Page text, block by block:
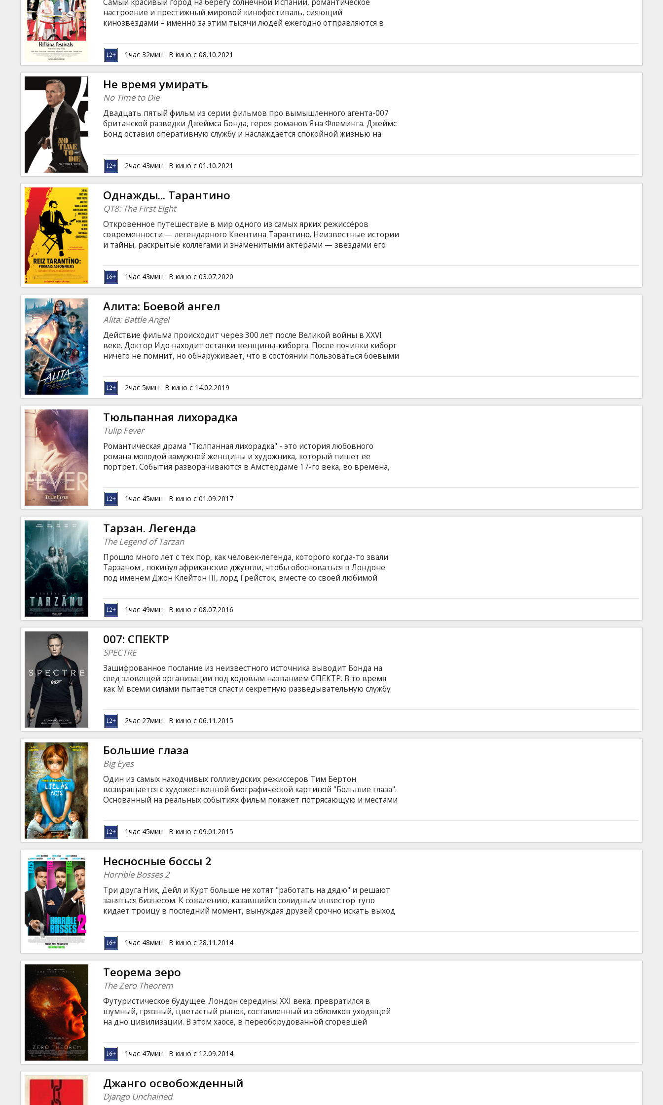
настроение и престижный мировой кинофестиваль, сияющий
кинозвездами – именно за этим тысячи людей ежегодно отправляются в
реальной. Их затягивает в водоворот соблазнов и приключений, где жанры
стремительно сменяют друг друга словно эмоции влюбленных. Фильм на
английском языке с субтитрами на латышском и русском языках.
1час 32мин В кино с 08.10.2021
Не время умирать
No Time to Die
Двадцать пятый фильм из серии фильмов про вымышленного агента-007
британской разведки Джеймса Бонда, героя романов Яна Флеминга. Джеймс
Бонд оставил оперативную службу и наслаждается спокойной жизнью на
Лейтер из ЦРУ с просьбой о помощи. Миссия по спасению похищенного
ученого оказывается опаснее, чем предполагалось изначально. Бонд
попадает в ловушку к таинственному злодею, вооруженному опасным
технологическим оружием. Фильм на английском языке с субтитрами на
латышском и русском языках.
2час 43мин В кино с 01.10.2021
Однажды... Тарантино
QT8: The First Eight
Откровенное путешествие в мир одного из самых ярких режиссёров
современности — легендарного Квентина Тарантино. Неизвестные истории
и тайны, раскрытые коллегами и знаменитыми актёрами — звёздами его
языках.
1час 43мин В кино с 03.07.2020
Алита: Боевой ангел
Alita: Battle Angel
Действие фильма происходит через 300 лет после Великой войны в XXVI
веке. Доктор Идо находит останки женщины-киборга. После починки киборг
ничего не помнит, но обнаруживает, что в состоянии пользоваться боевыми
на английском языке с субтитрами на латышском и русском языках.
2час 5мин В кино с 14.02.2019
Тюльпанная лихорадка
Tulip Fever
Романтическая драма "Тюлпанная лихорадка" - это история любовного
романа молодой замужней женщины и художника, который пишет ее
портрет. События разворачиваются в Амстердаме 17-го века, во времена,
обеспечить задел на будущее, тайные любовники решают вложиться в
рисковый бизнес по продаже тюльпанов... Фильм на английском языке с
субтитрами на латышском и русском языках.
1час 45мин В кино с 01.09.2017
Тарзан. Легенда
The Legend of Tarzan
Прошло много лет с тех пор, как человек-легенда, которого когда-то звали
Тарзаном , покинул африканские джунгли, чтобы обосноваться в Лондоне
под именем Джон Клейтон III, лорд Грейсток, вместе со своей любимой
джунгли, ведь парламент возлагает на него почетную обязанность
возглавить торговую миссию в Конго. Клейтон и не подозревает, что за
приглашением вновь отправиться в Африку скрывается хитрый план
коварного бельгийского бизнесм. Фильм на английском языке с субтитрами
на латышском и русском языках. Сеансы в формате 2D и 3D.
1час 49мин В кино с 08.07.2016
007: СПЕКТР
SPECTRE
Зашифрованное послание из неизвестного источника выводит Бонда на
след зловещей организации под кодовым названием СПЕКТР. В то время
как М всеми силами пытается спасти секретную разведывательную службу
скрывает СПЕКТР. Режиссером новой серии бондианы снова выступил Сэм
Мендес ("007: Координаты "Скайфолл"", "Красота по-американски",
"Морпехи"). В роли Джеймса Бонда уже в четверый раз Дэниел Крэйг. Фильм
на английском языке с субтитрами на латышском и русском языках.
2час 27мин В кино с 06.11.2015
Большие глаза
Big Eyes
Один из самых находчивых голливудских режиссеров Тим Бертон
возвращается с художественной биографической картиной "Большие глаза".
Основанный на реальных событиях фильм покажет потрясающую и местами
в 50-ые годы своими картинами. Завораживающие и немного пугающие
огромные глаза на картинах художницы открывают глубину внутреннего
мира изображенных на них детей, в основном девочек. Ради такого
невиданного искусства покупатели еще шире распахивают свои кошельки.
1час 45мин В кино с 09.01.2015
Несносные боссы 2
Horrible Bosses 2
Три друга Ник, Дейл и Курт больше не хотят "работать на дядю" и решают
заняться бизнесом. К сожалению, казавшийся солидным инвестор тупо
кидает троицу в последний момент, вынуждая друзей срочно искать выход
решает похитить сына инвестора и попросить за него выкуп. В
продолжении популярной комедии "Несносные боссы" на экраны
возвращаются полюбившиеся комики Джейсон Бэйтмен, Чарли Дэй и
Джейсон Сьюдейкис, а также Дженнифер Энистон, Джейми Фокс и Кевин
Спейси.
1час 48мин В кино с 28.11.2014
Теорема зеро
The Zero Theorem
Футуристическое будущее. Лондон середины XXI века, превратился в
шумный, грязный, цветастый рынок, составленный из обломков уходящей
на дно цивилизации. В этом хаосе, в переоборудованной сгоревшей
параноик и неврастеник, страдающий разом от одиночества и бесконечного
списка фобий. Ученый бьется над таинственной, неразрешимой теоремой,
способной подтвердить бессмысленность и ничтожность бытия.
1час 47мин В кино с 12.09.2014
Джанго освобожденный
Django Unchained